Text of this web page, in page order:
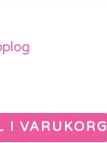
I VARUKORG